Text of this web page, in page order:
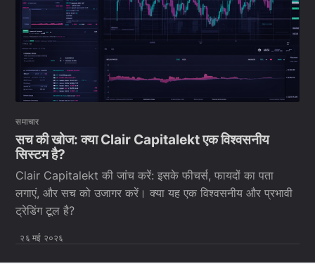
समाचार
सच की खोज: क्या Clair Capitalekt एक विश्वसनीय
सिस्टम है?
Clair Capitalekt की जांच करें: इसके फीचर्स, फायदों का पता
लगाएं, और सच को उजागर करें। क्या यह एक विश्वसनीय और प्रभावी
ट्रेडिंग टूल है?
२६ मई २०२६